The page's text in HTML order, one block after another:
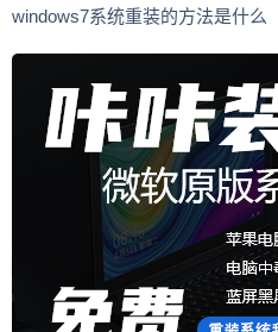
windows7系统重装的方法是什么